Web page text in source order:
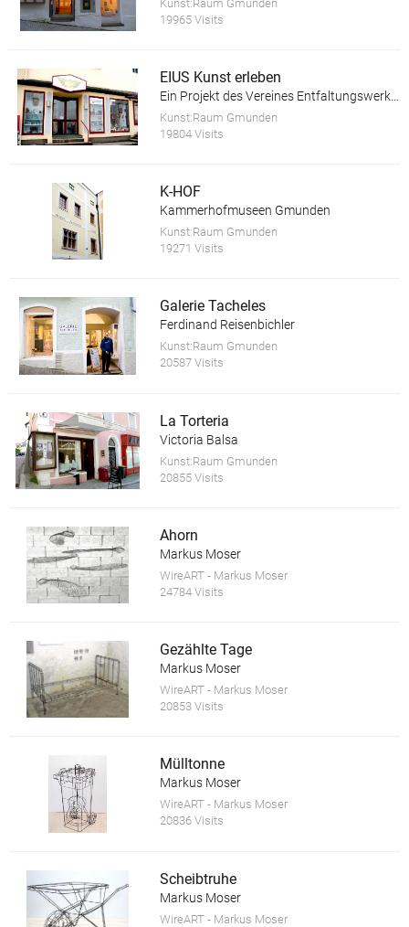
Kunst:Raum Gmunden
19965 Visits
EIUS Kunst erleben
Ein Projekt des Vereines Entfaltungswerkstatt
Kunst:Raum Gmunden
19804 Visits
K-HOF
Kammerhofmuseen Gmunden
Kunst:Raum Gmunden
19271 Visits
Galerie Tacheles
Ferdinand Reisenbichler
Kunst:Raum Gmunden
20587 Visits
La Torteria
Victoria Balsa
Kunst:Raum Gmunden
20855 Visits
Ahorn
Markus Moser
WireART - Markus Moser
24784 Visits
Gezählte Tage
Markus Moser
WireART - Markus Moser
20853 Visits
Mülltonne
Markus Moser
WireART - Markus Moser
20836 Visits
Scheibtruhe
Markus Moser
WireART - Markus Moser